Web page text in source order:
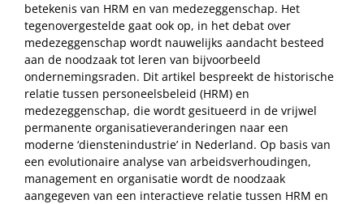
betekenis van HRM en van medezeggenschap. Het
tegenovergestelde gaat ook op, in het debat over
medezeggenschap wordt nauwelijks aandacht besteed
aan de noodzaak tot leren van bijvoorbeeld
ondernemingsraden. Dit artikel bespreekt de historische
relatie tussen personeelsbeleid (HRM) en
medezeggenschap, die wordt gesitueerd in de vrijwel
permanente organisatieveranderingen naar een
moderne ‘dienstenindustrie’ in Nederland. Op basis van
een evolutionaire analyse van arbeidsverhoudingen,
management en organisatie wordt de noodzaak
aangegeven van een interactieve relatie tussen HRM en